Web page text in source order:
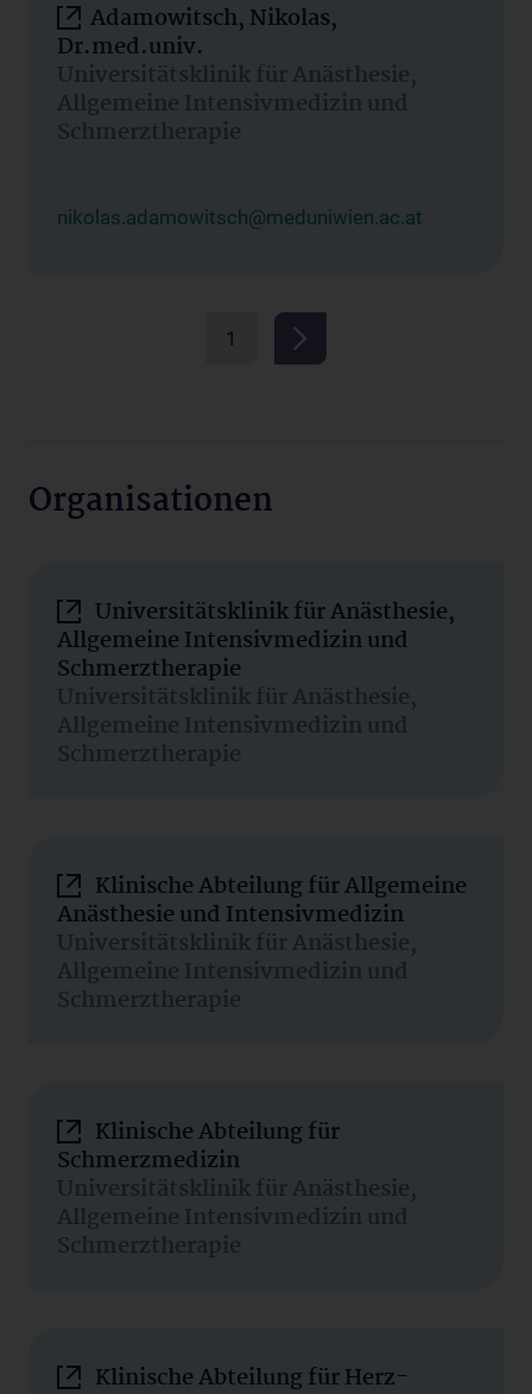
Adamowitsch, Nikolas,
Dr.med.univ.
Universitätsklinik für Anästhesie,
Allgemeine Intensivmedizin und
Schmerztherapie
nikolas.adamowitsch@meduniwien.ac.at
1
Organisationen
Universitätsklinik für Anästhesie,
Allgemeine Intensivmedizin und
Schmerztherapie
Universitätsklinik für Anästhesie,
Allgemeine Intensivmedizin und
Schmerztherapie
Klinische Abteilung für Allgemeine
Anästhesie und Intensivmedizin
Universitätsklinik für Anästhesie,
Allgemeine Intensivmedizin und
Schmerztherapie
Klinische Abteilung für
Schmerzmedizin
Universitätsklinik für Anästhesie,
Allgemeine Intensivmedizin und
Schmerztherapie
Klinische Abteilung für Herz-